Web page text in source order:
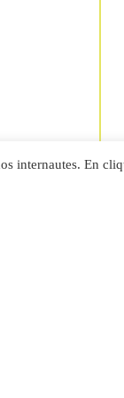
internautes. En